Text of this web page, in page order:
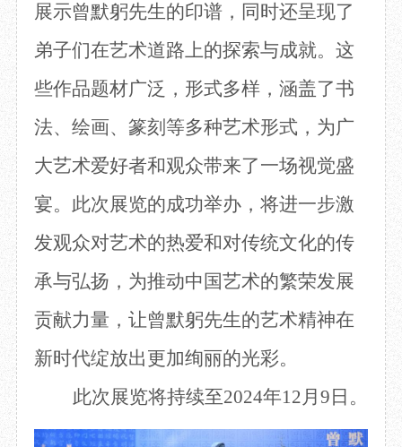
展示曾默躬先生的印谱，同时还呈现了
弟子们在艺术道路上的探索与成就。这
些作品题材广泛，形式多样，涵盖了书
法、绘画、篆刻等多种艺术形式，为广
大艺术爱好者和观众带来了一场视觉盛
宴。此次展览的成功举办，将进一步激
发观众对艺术的热爱和对传统文化的传
承与弘扬，为推动中国艺术的繁荣发展
贡献力量，让曾默躬先生的艺术精神在
新时代绽放出更加绚丽的光彩。
此次展览将持续至2024年12月9日。